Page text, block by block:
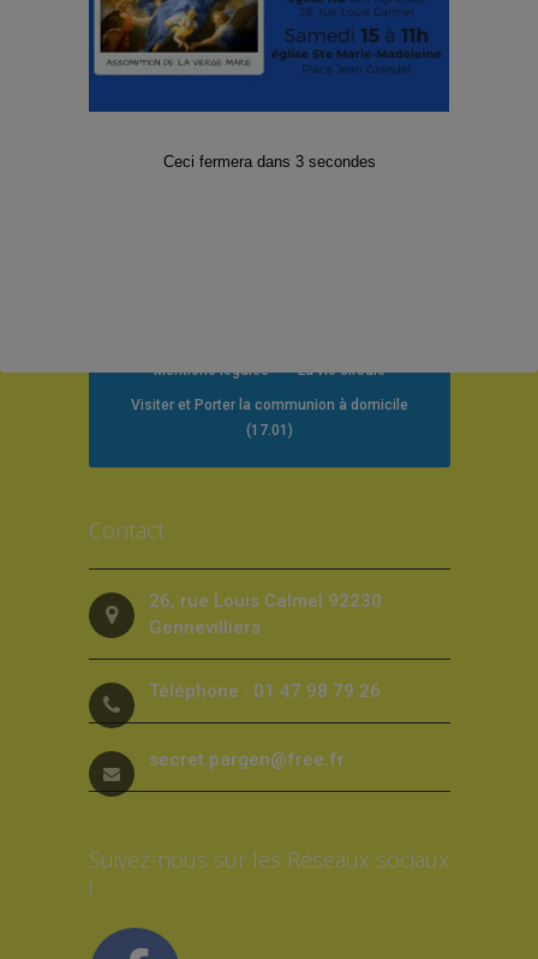
Territoire de la paroisse
Mentions légales La vie circule
Visiter et Porter la communion à domicile
(17.01)
Contact
26, rue Louis Calmel 92230
Gennevilliers
Téléphone : 01 47 98 79 26
secret.pargen@free.fr
Suivez-nous sur les Réseaux sociaux
!
Ceci fermera dans 2secondes